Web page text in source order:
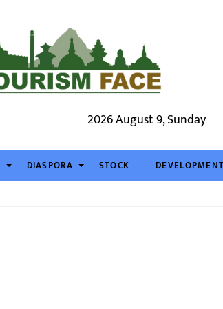
2026 August 9, Sunday
DIASPORA STOCK DEVELOPMENT